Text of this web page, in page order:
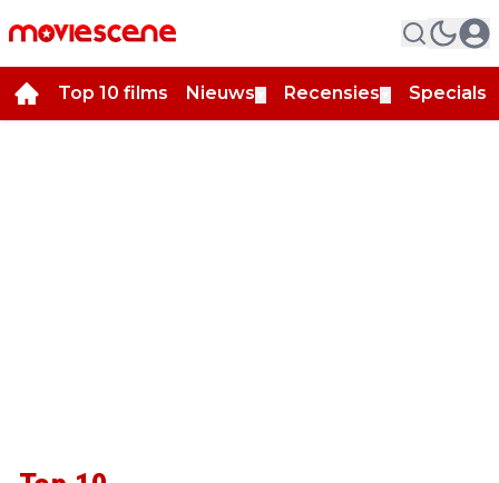
Top 10 films Nieuws Recensies Specials